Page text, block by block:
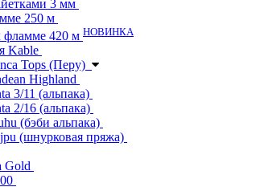
3 мм
250 м
фламме 420 м НОВИНКА
Kable
Tops (Перу)
Highland
3/11 (альпака)
2/16 (альпака)
(бэби альпака)
(шнурковая пряжа)
Gold